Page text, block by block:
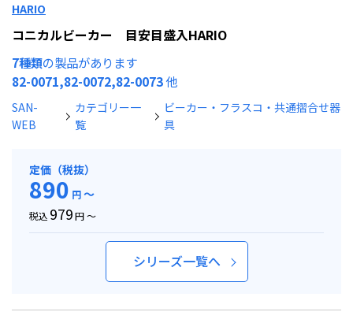
HARIO
コニカルビーカー 目安目盛入HARIO
7種類の製品があります
82-0071,82-0072,82-0073他
SAN-
WEB
カテゴリー一
覧
ビーカー・フラスコ・共通摺合せ器
具
定価（税抜）
890 円～
税込 979円 ～
シリーズ一覧へ